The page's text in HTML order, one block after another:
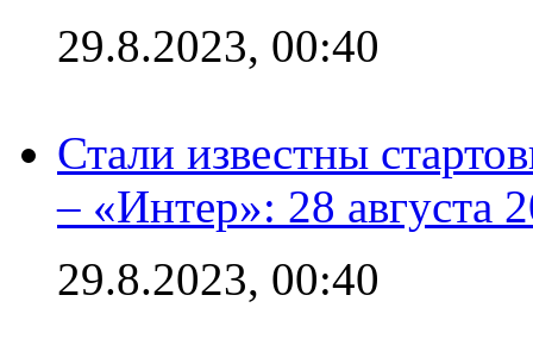
29.8.2023, 00:40
Стали известны
– «Интер»: 28 августа
29.8.2023, 00:40